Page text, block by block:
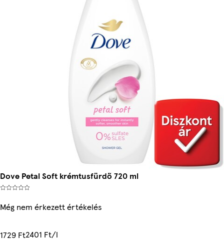
Dove Petal Soft krémtusfürdő 720 ml
Még nem érkezett értékelés
1729 Ft2401 Ft/l